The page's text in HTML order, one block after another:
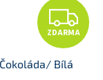
Z
D
ZDARMA
Bílá